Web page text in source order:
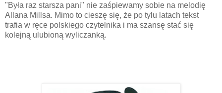
"Była raz starsza pani" nie zaśpiewamy sobie na melodię
Allana Millsa. Mimo to cieszę się, że po tylu latach tekst
trafia w ręce polskiego czytelnika i ma szansę stać się
kolejną ulubioną wyliczanką.